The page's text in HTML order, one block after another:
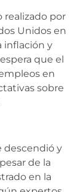
realizado por
Unidos en
inflación y
que el
en
sobre
descendió y
de la
en la